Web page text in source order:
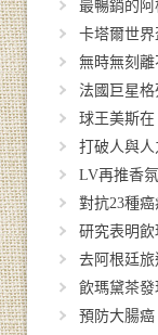
最暢銷的阿
卡塔爾世界
無時無刻
法國巨星
球王美斯在
打破人與
LV再推香
對抗23種
研究表明
去阿根廷旅
飲瑪黛茶
預防大腸